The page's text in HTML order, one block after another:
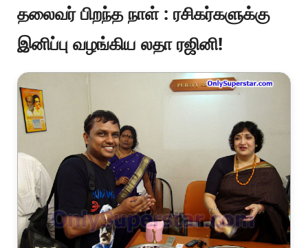
தலைவர் பிறந்த நாள் : ரசிகர்களுக்கு
இனிப்பு வழங்கிய லதா ரஜினி!